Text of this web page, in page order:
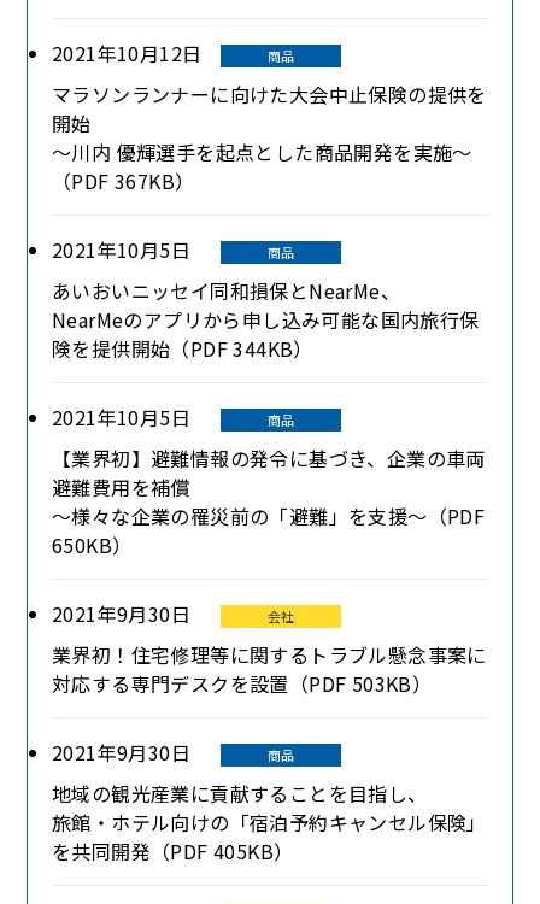
2021年10月12日 商品
マラソンランナーに向けた大会中止保険の提供を
開始
～川内 優輝選手を起点とした商品開発を実施～
（PDF 367KB）
2021年10月5日 商品
あいおいニッセイ同和損保とNearMe、
NearMeのアプリから申し込み可能な国内旅行保
険を提供開始（PDF 344KB）
2021年10月5日 商品
【業界初】避難情報の発令に基づき、企業の車両
避難費用を補償
～様々な企業の罹災前の「避難」を支援～（PDF
650KB）
2021年9月30日 会社
業界初！住宅修理等に関するトラブル懸念事案に
対応する専門デスクを設置（PDF 503KB）
2021年9月30日 商品
地域の観光産業に貢献することを目指し、
旅館・ホテル向けの「宿泊予約キャンセル保険」
を共同開発（PDF 405KB）